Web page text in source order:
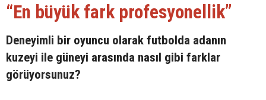
“En büyük fark profesyonellik”
Deneyimli bir oyuncu olarak futbolda adanın
kuzeyi ile güneyi arasında nasıl gibi farklar
görüyorsunuz?